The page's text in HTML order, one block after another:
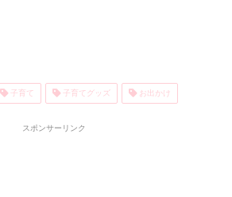
子育て 子育てグッズ お出かけ
スポンサーリンク